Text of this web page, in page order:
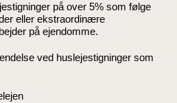
på over 5% som følge
eller ekstraordinære
på ejendomme.
ved huslejestigninger som